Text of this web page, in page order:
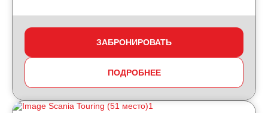
ЗАБРОНИРОВАТЬ
ПОДРОБНЕЕ